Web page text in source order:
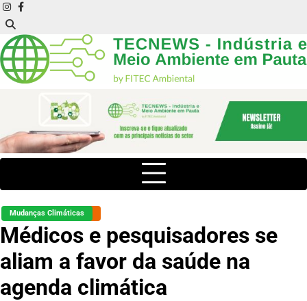
Skip
to
content
instagram
facebook
Mudanças Climáticas
Médicos e pesquisadores se
aliam a favor da saúde na
agenda climática